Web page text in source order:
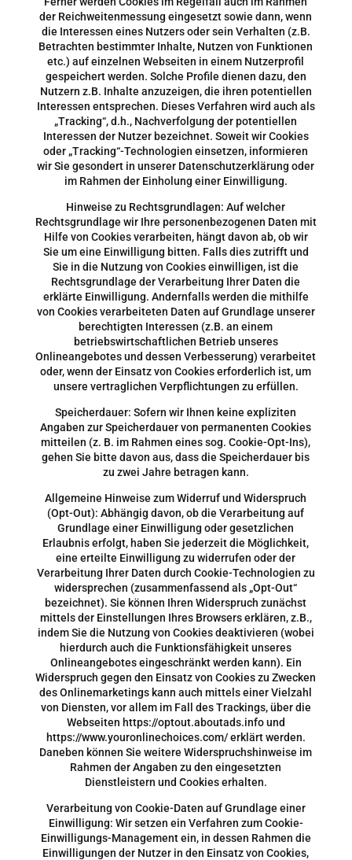
der Reichweitenmessung eingesetzt sowie dann, wenn
die Interessen eines Nutzers oder sein Verhalten (z.B.
Betrachten bestimmter Inhalte, Nutzen von Funktionen
etc.) auf einzelnen Webseiten in einem Nutzerprofil
gespeichert werden. Solche Profile dienen dazu, den
Nutzern z.B. Inhalte anzuzeigen, die ihren potentiellen
Interessen entsprechen. Dieses Verfahren wird auch als
„Tracking“, d.h., Nachverfolgung der potentiellen
Interessen der Nutzer bezeichnet. Soweit wir Cookies
oder „Tracking“-Technologien einsetzen, informieren
wir Sie gesondert in unserer Datenschutzerklärung oder
im Rahmen der Einholung einer Einwilligung.
Hinweise zu Rechtsgrundlagen: Auf welcher
Rechtsgrundlage wir Ihre personenbezogenen Daten mit
Hilfe von Cookies verarbeiten, hängt davon ab, ob wir
Sie um eine Einwilligung bitten. Falls dies zutrifft und
Sie in die Nutzung von Cookies einwilligen, ist die
Rechtsgrundlage der Verarbeitung Ihrer Daten die
erklärte Einwilligung. Andernfalls werden die mithilfe
von Cookies verarbeiteten Daten auf Grundlage unserer
berechtigten Interessen (z.B. an einem
betriebswirtschaftlichen Betrieb unseres
Onlineangebotes und dessen Verbesserung) verarbeitet
oder, wenn der Einsatz von Cookies erforderlich ist, um
unsere vertraglichen Verpflichtungen zu erfüllen.
Speicherdauer: Sofern wir Ihnen keine expliziten
Angaben zur Speicherdauer von permanenten Cookies
mitteilen (z. B. im Rahmen eines sog. Cookie-Opt-Ins),
gehen Sie bitte davon aus, dass die Speicherdauer bis
zu zwei Jahre betragen kann.
Allgemeine Hinweise zum Widerruf und Widerspruch
(Opt-Out): Abhängig davon, ob die Verarbeitung auf
Grundlage einer Einwilligung oder gesetzlichen
Erlaubnis erfolgt, haben Sie jederzeit die Möglichkeit,
eine erteilte Einwilligung zu widerrufen oder der
Verarbeitung Ihrer Daten durch Cookie-Technologien zu
widersprechen (zusammenfassend als „Opt-Out“
bezeichnet). Sie können Ihren Widerspruch zunächst
mittels der Einstellungen Ihres Browsers erklären, z.B.,
indem Sie die Nutzung von Cookies deaktivieren (wobei
hierdurch auch die Funktionsfähigkeit unseres
Onlineangebotes eingeschränkt werden kann). Ein
Widerspruch gegen den Einsatz von Cookies zu Zwecken
des Onlinemarketings kann auch mittels einer Vielzahl
von Diensten, vor allem im Fall des Trackings, über die
Webseiten https://optout.aboutads.info und
https://www.youronlinechoices.com/ erklärt werden.
Daneben können Sie weitere Widerspruchshinweise im
Rahmen der Angaben zu den eingesetzten
Dienstleistern und Cookies erhalten.
Verarbeitung von Cookie-Daten auf Grundlage einer
Einwilligung: Wir setzen ein Verfahren zum Cookie-
Einwilligungs-Management ein, in dessen Rahmen die
Einwilligungen der Nutzer in den Einsatz von Cookies,